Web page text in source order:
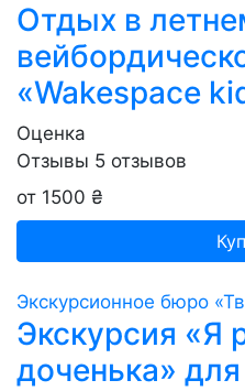
Отдых в
«Wakespace
Оценка
Отзывы 5 отзывов
от 1500 ₴
Экскурсионное бюро
Экскурсия «Я
доченька»